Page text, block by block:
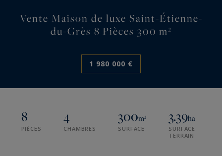
Vente Maison de luxe Saint-Étienne-
du-Grès 8 Pièces 300 m²
1 980 000 €
8
PIÈCES
4
CHAMBRES
300m²
SURFACE
3.39ha
SURFACE
TERRAIN